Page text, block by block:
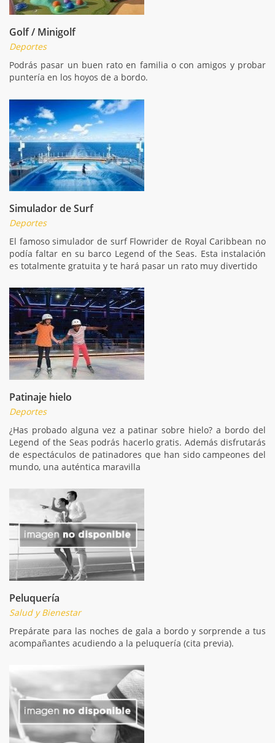
Golf / Minigolf
Deportes
Podrás pasar un buen rato en familia o con amigos y probar
puntería en los hoyos de a bordo.
Simulador de Surf
Deportes
El famoso simulador de surf Flowrider de Royal Caribbean no
podía faltar en su barco Legend of the Seas. Esta instalación
es totalmente gratuita y te hará pasar un rato muy divertido
Patinaje hielo
Deportes
¿Has probado alguna vez a patinar sobre hielo? a bordo del
Legend of the Seas podrás hacerlo gratis. Además disfrutarás
de espectáculos de patinadores que han sido campeones del
mundo, una auténtica maravilla
Peluquería
Salud y Bienestar
Prepárate para las noches de gala a bordo y sorprende a tus
acompañantes acudiendo a la peluquería (cita previa).